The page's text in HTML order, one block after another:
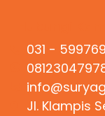
031 -
Jl. Klampis